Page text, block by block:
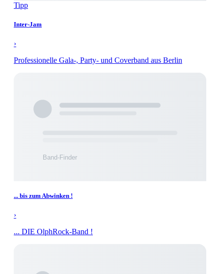
Tipp
Inter-Jam
›
Professionelle Gala-, Party- und Coverband aus Berlin
... bis zum Abwinken !
›
... DIE OlphRock-Band !